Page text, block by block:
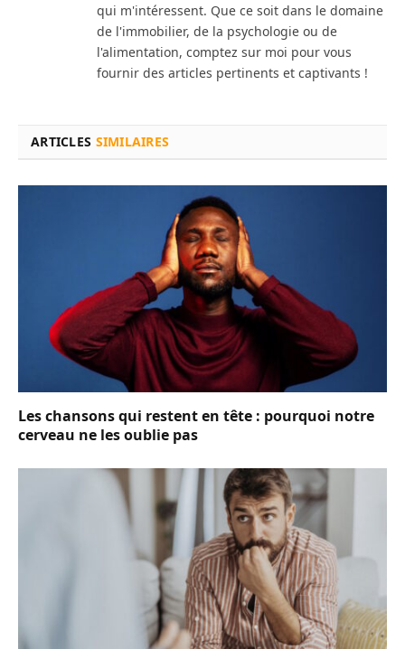
qui m'intéressent. Que ce soit dans le domaine
de l'immobilier, de la psychologie ou de
l'alimentation, comptez sur moi pour vous
fournir des articles pertinents et captivants !
ARTICLES SIMILAIRES
Les chansons qui restent en tête : pourquoi notre
cerveau ne les oublie pas